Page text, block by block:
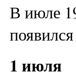
В июле
1 июля